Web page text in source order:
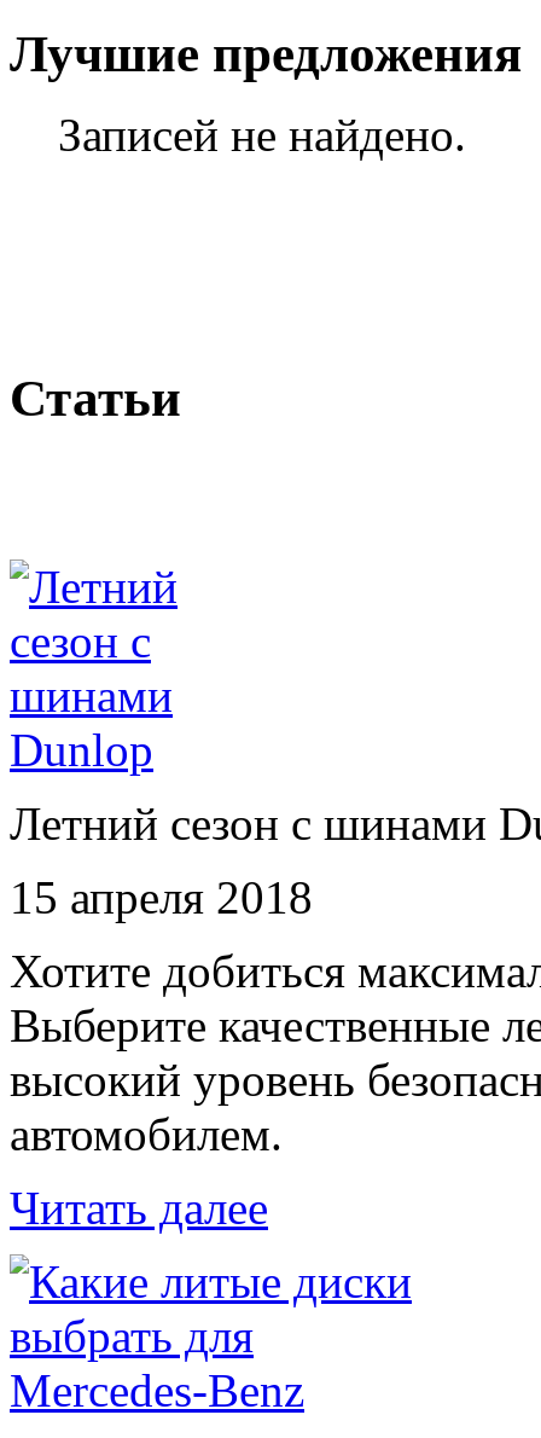
Лучшие предложения
Записей не найдено.
Статьи
Летний сезон с шинами
15 апреля 2018
Хотите добиться
Выберите качественные
высокий уровень
автомобилем.
Читать далее